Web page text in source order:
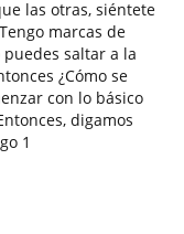
las otras, siéntete
marcas de
saltar a la
¿Cómo se
con lo básico
digamos
1